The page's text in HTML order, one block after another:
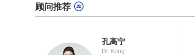
顾问推荐
孔高宁
Dr. Kong